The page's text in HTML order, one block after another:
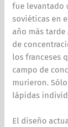
fue levantado
soviéticas en
año más
de
los franceses
campo de
murieron.
lápidas
El diseño